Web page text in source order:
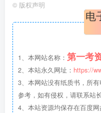
© 版权声明
电
1、本网站名称： 第一考
2、本站永久网址： https://
3、本网站没有纸质书，所
参考，如有侵权，请联系站
4、本站资源均保存在百度网